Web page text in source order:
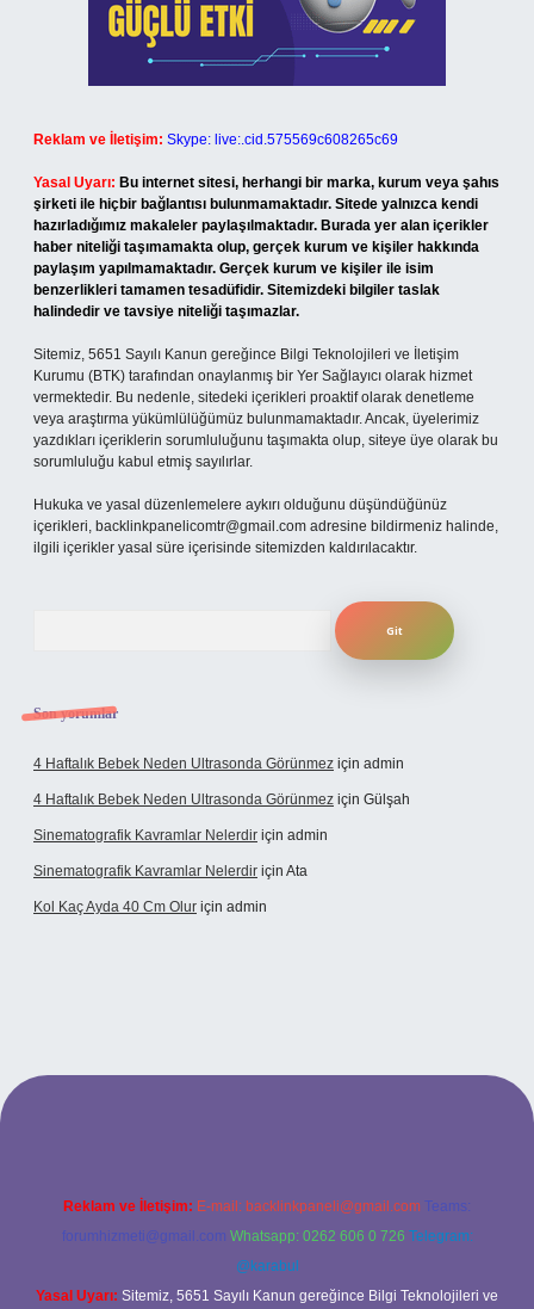
Reklam ve İletişim: Skype: live:.cid.575569c608265c69
Yasal Uyarı: Bu internet sitesi, herhangi bir marka, kurum veya şahıs
şirketi ile hiçbir bağlantısı bulunmamaktadır. Sitede yalnızca kendi
hazırladığımız makaleler paylaşılmaktadır. Burada yer alan içerikler
haber niteliği taşımamakta olup, gerçek kurum ve kişiler hakkında
paylaşım yapılmamaktadır. Gerçek kurum ve kişiler ile isim
benzerlikleri tamamen tesadüfidir. Sitemizdeki bilgiler taslak
halindedir ve tavsiye niteliği taşımazlar.
Sitemiz, 5651 Sayılı Kanun gereğince Bilgi Teknolojileri ve İletişim
Kurumu (BTK) tarafından onaylanmış bir Yer Sağlayıcı olarak hizmet
vermektedir. Bu nedenle, sitedeki içerikleri proaktif olarak denetleme
veya araştırma yükümlülüğümüz bulunmamaktadır. Ancak, üyelerimiz
yazdıkları içeriklerin sorumluluğunu taşımakta olup, siteye üye olarak bu
sorumluluğu kabul etmiş sayılırlar.
Hukuka ve yasal düzenlemelere aykırı olduğunu düşündüğünüz
içerikleri, backlinkpanelicomtr@gmail.com adresine bildirmeniz halinde,
ilgili içerikler yasal süre içerisinde sitemizden kaldırılacaktır.
Son yorumlar
4 Haftalık Bebek Neden Ultrasonda Görünmez için admin
4 Haftalık Bebek Neden Ultrasonda Görünmez için Gülşah
Sinematografik Kavramlar Nelerdir için admin
Sinematografik Kavramlar Nelerdir için Ata
Kol Kaç Ayda 40 Cm Olur için admin
betci.bet
Reklam ve İletişim: E-mail: backlinkpaneli@gmail.com Teams:
forumhizmeti@gmail.com Whatsapp: 0262 606 0 726 Telegram:
@karabul
Yasal Uyarı: Sitemiz, 5651 Sayılı Kanun gereğince Bilgi Teknolojileri ve